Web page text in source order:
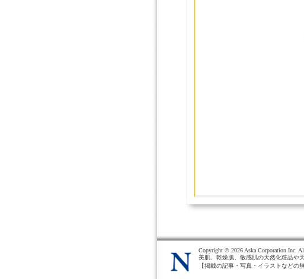
Copyright © 2026 Aska Corporation Inc.
美肌、乾燥肌、敏感肌の天然化粧品や
【掲載の記事・写真・イラストなどの